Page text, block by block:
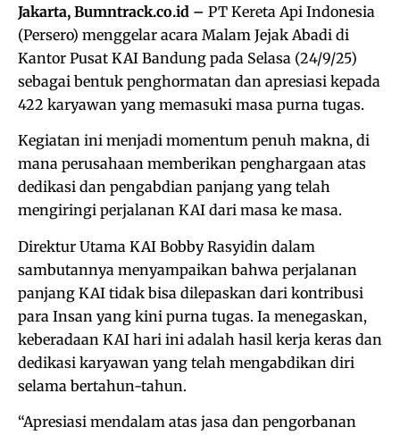
Jakarta, Bumntrack.co.id – PT Kereta Api Indonesia
(Persero) menggelar acara Malam Jejak Abadi di
Kantor Pusat KAI Bandung pada Selasa (24/9/25)
sebagai bentuk penghormatan dan apresiasi kepada
422 karyawan yang memasuki masa purna tugas.
Kegiatan ini menjadi momentum penuh makna, di
mana perusahaan memberikan penghargaan atas
dedikasi dan pengabdian panjang yang telah
mengiringi perjalanan KAI dari masa ke masa.
Direktur Utama KAI Bobby Rasyidin dalam
sambutannya menyampaikan bahwa perjalanan
panjang KAI tidak bisa dilepaskan dari kontribusi
para Insan yang kini purna tugas. Ia menegaskan,
keberadaan KAI hari ini adalah hasil kerja keras dan
dedikasi karyawan yang telah mengabdikan diri
selama bertahun-tahun.
“Apresiasi mendalam atas jasa dan pengorbanan